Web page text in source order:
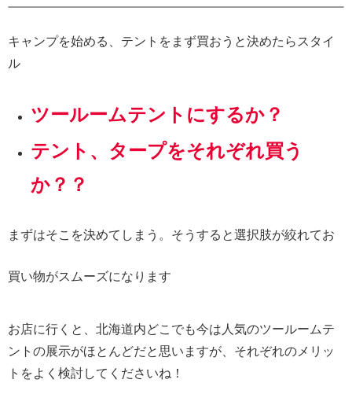
キャンプを始める、テントをまず買おうと決めたらスタイ
ル
ツールームテントにするか？
テント、タープをそれぞれ買う
か？？
まずはそこを決めてしまう。そうすると選択肢が絞れてお
買い物がスムーズになります
お店に行くと、北海道内どこでも今は人気のツールームテ
ントの展示がほとんどだと思いますが、それぞれのメリッ
トをよく検討してくださいね！